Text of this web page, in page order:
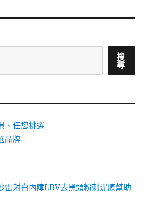
搜
尋
、任您挑選
品牌
雷射白內障LBV去黑頭粉刺泥膜幫助